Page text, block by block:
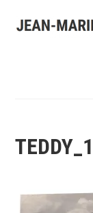
Aller
Presentation